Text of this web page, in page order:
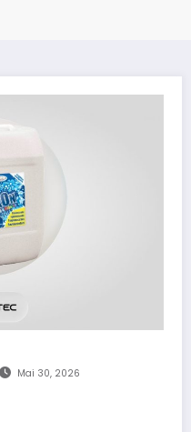
Mai 30, 2026